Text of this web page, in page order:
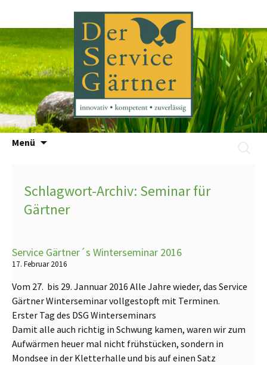
Menü
Zum
Schlagwort-Archiv: Seminar für
Gärtner
Service Gärtner´s Winterseminar 2016
17. Februar 2016
Vom 27. bis 29. Jannuar 2016 Alle Jahre wieder, das Service
Gärtner Winterseminar vollgestopft mit Terminen.
Erster Tag des DSG Winterseminars
Damit alle auch richtig in Schwung kamen, waren wir zum
Aufwärmen heuer mal nicht frühstücken, sondern in
Mondsee in der Kletterhalle und bis auf einen Satz